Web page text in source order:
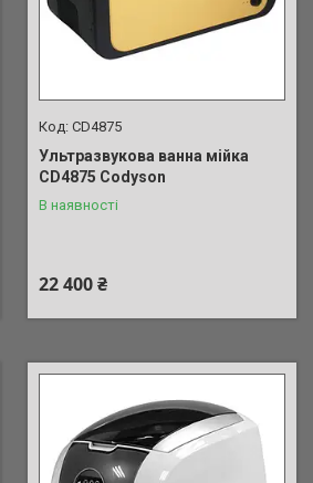
СD4875
Ультразвукова ванна мійка
СD4875 Codyson
В наявності
22 400 ₴